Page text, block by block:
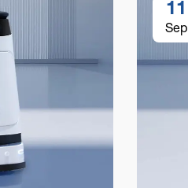
11
Sep